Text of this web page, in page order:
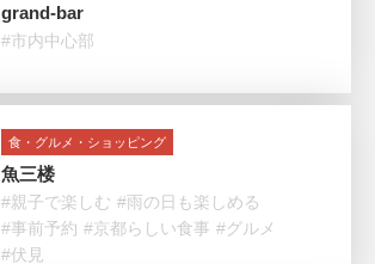
grand-bar
#市内中心部
食・グルメ・ショッピング
魚三楼
#親子で楽しむ #雨の日も楽しめる
#事前予約 #京都らしい食事 #グルメ
#伏見